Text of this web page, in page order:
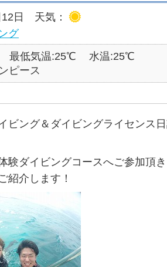
12日 天気：
グ
最低気温:25℃
水温:25℃
ピース
ビング＆ダイビングライセンス
験ダイビングコースへご参加頂
紹介します！